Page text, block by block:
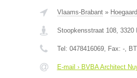
Vlaams-Brabant»
Stoopkensstraat 108, 3320
Tel: 0478416069, Fax: -,
E-mail › BVBA Architect